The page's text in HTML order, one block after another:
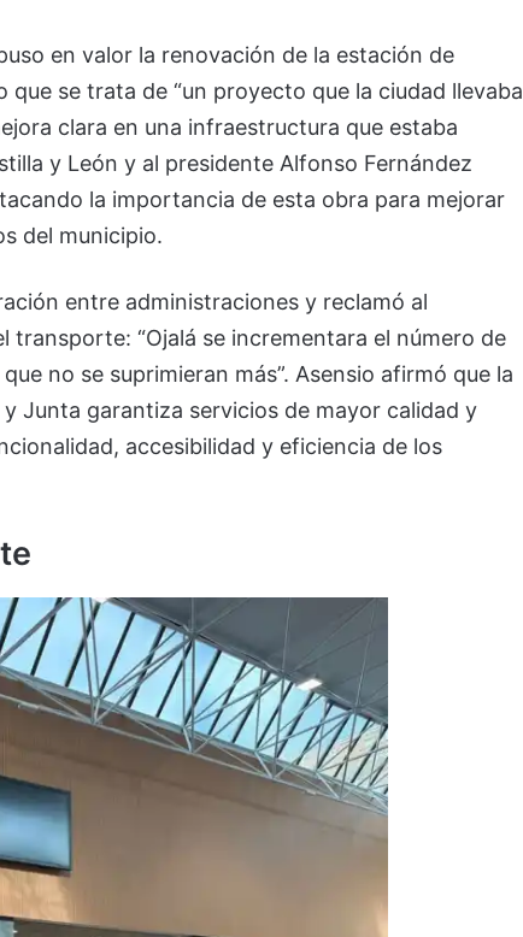
en valor la renovación de la estación de
se trata de “un proyecto que la ciudad llevaba
clara en una infraestructura que estaba
y León y al presidente Alfonso Fernández
la importancia de esta obra para mejorar
del municipio.
entre administraciones y reclamó al
“Ojalá se incrementara el número de
no se suprimieran más”. Asensio afirmó que la
Junta garantiza servicios de mayor calidad y
accesibilidad y eficiencia de los